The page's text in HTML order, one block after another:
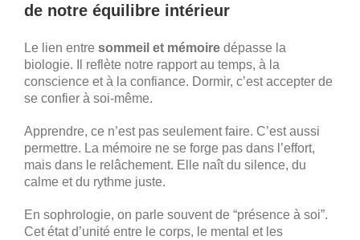
de notre équilibre intérieur
Le lien entre sommeil et mémoire dépasse la
biologie. Il reflète notre rapport au temps, à la
conscience et à la confiance. Dormir, c’est accepter de
se confier à soi-même.
Apprendre, ce n’est pas seulement faire. C’est aussi
permettre. La mémoire ne se forge pas dans l’effort,
mais dans le relâchement. Elle naît du silence, du
calme et du rythme juste.
En sophrologie, on parle souvent de “présence à soi”.
Cet état d’unité entre le corps, le mental et les